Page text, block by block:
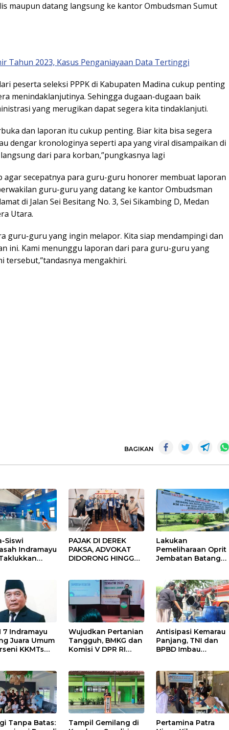
maupun datang langsung ke kantor Ombudsman Sumut
Tahun 2023, Kasus Penganiayaan Data Tertinggi
peserta seleksi PPPK di Kabupaten Madina cukup penting
menindaklanjutinya. Sehingga dugaan-dugaan baik
yang merugikan dapat segera kita tindaklanjuti.
dan laporan itu cukup penting. Biar kita bisa segera
dengar kronologinya seperti apa yang viral disampaikan di
dari para korban,”pungkasnya lagi
agar secepatnya para guru-guru honorer membuat laporan
guru-guru yang datang ke kantor Ombudsman
di Jalan Sei Besitang No. 3, Sei Sikambing D, Medan
Utara.
guru-guru yang ingin melapor. Kita siap mendampingi dan
ini. Kami menunggu laporan dari para guru-guru yang
tersebut,”tandasnya mengakhiri.
BAGIKAN
Siswi
Indramayu
PAJAK DI DEREK
PAKSA, ADVOKAT
DIDORONG HINGGA
Advokat Riau
Ngamuk Kepung
Polresta Pekanbaru!
Lakukan
Pemeliharaan Oprit
Jembatan Batang
Contraflow di KM 55
Tol Binjai–Langsa
7 Indramayu
Juara Umum
KKMTs
Wujudkan Pertanian
Tangguh, BMKG dan
Komisi V DPR RI
Sekolah Lapang
Iklim
Antisipasi Kemarau
Panjang, TNI dan
BPBD Imbau
Kebakaran
Tanpa Batas:
Tampil Gemilang di
Pertamina Patra